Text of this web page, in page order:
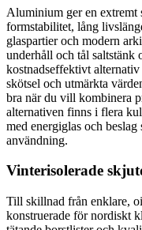
Aluminium ger en
formstabilitet, lång
glaspartier och modern
underhåll och tål saltstänk
kostnadseffektivt
skötsel och utmärkta
bra när du vill kombinera
alternativen finns i flera
med energiglas och
användning.
Vinterisolerade
Till skillnad från enklare,
konstruerade för nordiskt